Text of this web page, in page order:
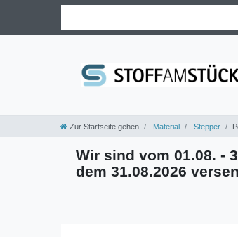
Zur Startseite gehen Material Stepper
Wir sind vom 01.08. -
dem 31.08.2026